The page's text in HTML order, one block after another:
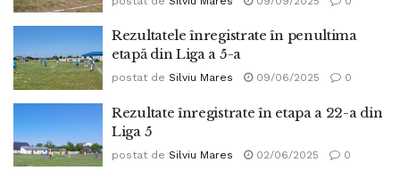
Rezultatele înregistrate în penultima
etapă din Liga a 5-a
postat de Silviu Mares 09/06/2025 0
Rezultate înregistrate în etapa a 22-a din
Liga 5
postat de Silviu Mares 02/06/2025 0